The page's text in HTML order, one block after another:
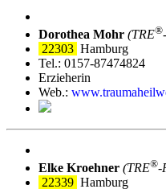
Dorothea Mohr (TRE®
22303 Hamburg
Tel.: 0157-87474824
Erzieherin
Web.:
Elke Kroehner (TRE®
22339 Hamburg